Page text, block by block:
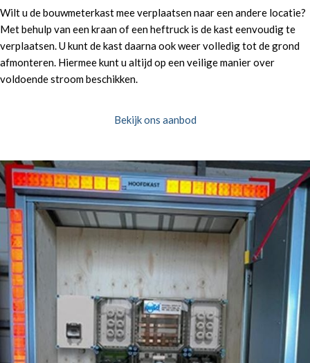
Wilt u de bouwmeterkast mee verplaatsen naar een andere locatie?
Met behulp van een kraan of een heftruck is de kast eenvoudig te
verplaatsen. U kunt de kast daarna ook weer volledig tot de grond
afmonteren. Hiermee kunt u altijd op een veilige manier over
voldoende stroom beschikken.
Bekijk ons aanbod